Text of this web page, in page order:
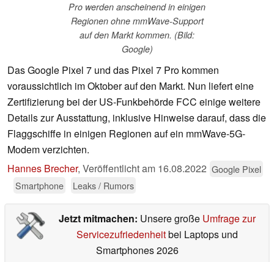
Pro werden anscheinend in einigen
Regionen ohne mmWave-Support
auf den Markt kommen. (Bild:
Google)
Das Google Pixel 7 und das Pixel 7 Pro kommen
voraussichtlich im Oktober auf den Markt. Nun liefert eine
Zertifizierung bei der US-Funkbehörde FCC einige weitere
Details zur Ausstattung, inklusive Hinweise darauf, dass die
Flaggschiffe in einigen Regionen auf ein mmWave-5G-
Modem verzichten.
Hannes Brecher, Veröffentlicht am 16.08.2022 Google Pixel
Smartphone
Leaks / Rumors
Jetzt mitmachen: Unsere große Umfrage zur
Servicezufriedenheitbei Laptops und
Smartphones 2026